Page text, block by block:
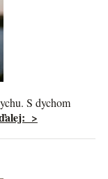
S dychom
>